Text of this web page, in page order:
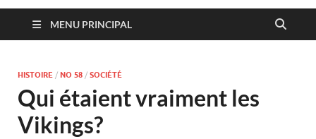
MENU PRINCIPAL
HISTOIRE / NO 58 / SOCIÉTÉ
Qui étaient vraiment les
Vikings?